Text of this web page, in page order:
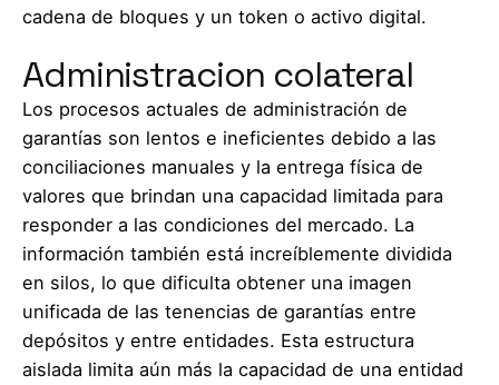
cadena de bloques y un token o activo digital.
Administracion colateral
Los procesos actuales de administración de
garantías son lentos e ineficientes debido a las
conciliaciones manuales y la entrega física de
valores que brindan una capacidad limitada para
responder a las condiciones del mercado. La
información también está increíblemente dividida
en silos, lo que dificulta obtener una imagen
unificada de las tenencias de garantías entre
depósitos y entre entidades. Esta estructura
aislada limita aún más la capacidad de una entidad